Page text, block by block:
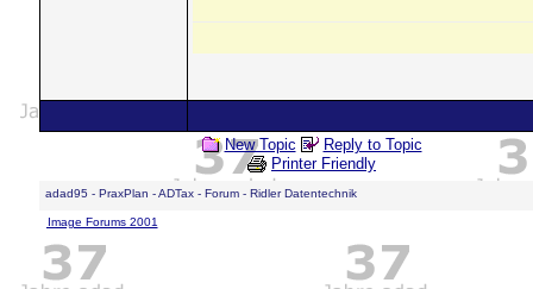
New Topic
Reply to Topic
Printer Friendly
adad95 - PraxPlan - ADTax - Forum - Ridler Datentechnik
Image Forums 2001